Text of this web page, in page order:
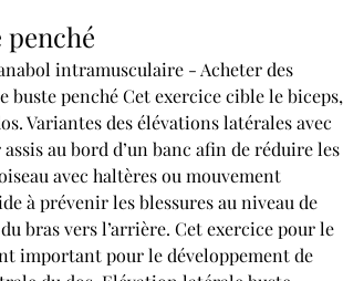
intramusculaire - Acheter des
penché Cet exercice cible le biceps,
Variantes des élévations latérales avec
au bord d’un banc afin de réduire les
avec haltères ou mouvement
à prévenir les blessures au niveau de
bras vers l’arrière. Cet exercice pour le
important pour le développement de